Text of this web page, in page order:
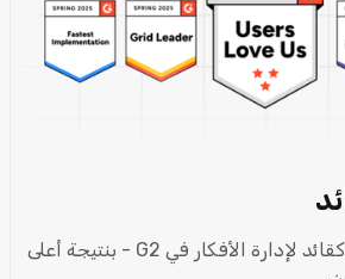
فخورون بالاعتراف بنا كقائد لإدارة الأفكار في G2 - بنتيجة أعلى